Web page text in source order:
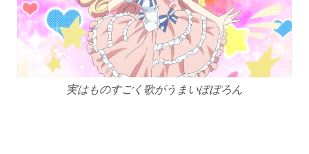
実はものすごく歌がうまいぽぽろん